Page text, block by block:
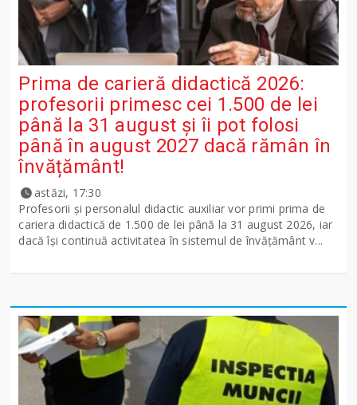
Prima de carieră didactică 2026:
profesorii primesc cei 1.500 de lei
până la 31 august și îi pot folosi
până în august 2027 dacă rămân în
învățământ!
astăzi, 17:30
Profesorii și personalul didactic auxiliar vor primi prima de
cariera didactică de 1.500 de lei până la 31 august 2026, iar
dacă își continuă activitatea în sistemul de învățământ v...